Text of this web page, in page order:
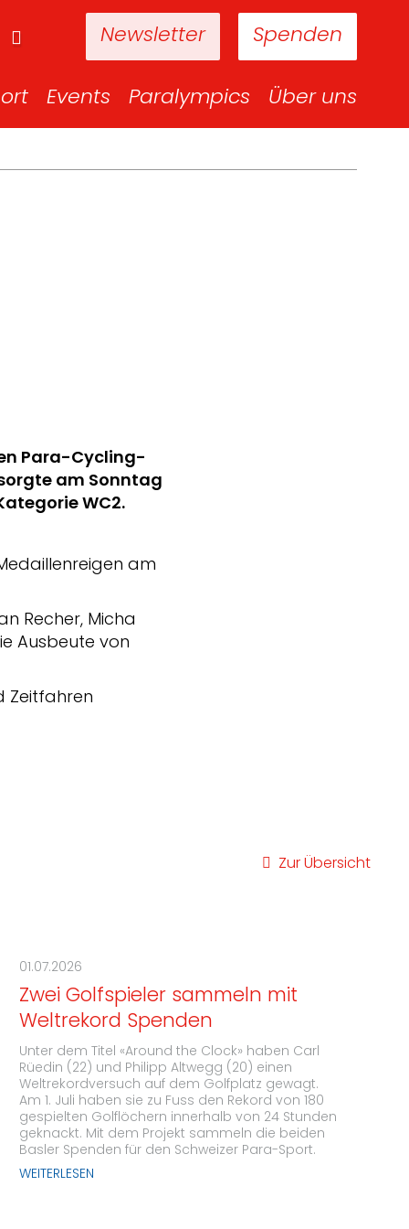
Spenden
Newsletter
Events Paralympics Über uns
Para-Cycling-
am Sonntag
WC2.
am
Recher, Micha
Ausbeute von
Zeitfahren
Zur Übersicht
01.07.2026
Zwei Golfspieler sammeln mit
Weltrekord Spenden
Unter dem Titel «Around the Clock» haben Carl
Rüedin (22) und Philipp Altwegg (20) einen
Weltrekordversuch auf dem Golfplatz gewagt.
Am 1. Juli haben sie zu Fuss den Rekord von 180
gespielten Golflöchern innerhalb von 24 Stunden
geknackt. Mit dem Projekt sammeln die beiden
Basler Spenden für den Schweizer Para-Sport.
WEITERLESEN